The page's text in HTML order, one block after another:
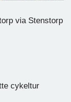
via Stenstorp
cykeltur